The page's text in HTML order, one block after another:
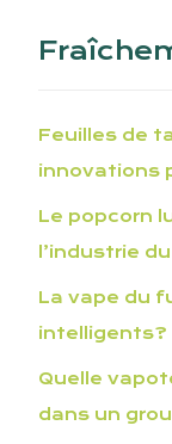
Feuilles de
innovations
Le popcorn
l’industrie
La vape du
intelligents?
Quelle
dans un